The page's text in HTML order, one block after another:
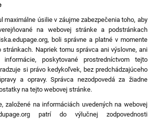
maximálne úsilie v záujme zabezpečenia toho, aby
na webovej stránke a podstránkach
boli správne a platné v momente
stránkach. Napriek tomu správca ani výslovne, ani
poskytované prostredníctvom tejto
si právo kedykoľvek, bez predchádzajúceho
a opravy. Správca nezodpovedá za žiadne
na tejto webovej stránke.
založené na informáciách uvedených na webovej
patrí do výlučnej zodpovednosti